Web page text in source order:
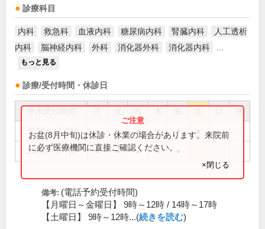
診療科目
内科 救急科 血液内科 糖尿病内科 腎臓内科
人工透析
内科
脳神経内科 外科 消化器外科 消化器内科
もっと見る
診療/受付時間・休診日
祝
8:30～11:30 ● ● ● ● ●
14:00～17:10 ● ● ● ●
お盆(8月中旬)は休診・休業の場合があります。来院前
に必ず医療機関に直接ご確認ください。
×閉じる
備考: (電話予約受付時間)
【月曜日～金曜日】 9時～12時 / 14時～17時
【土曜日】 9時～12時...(続きを読む)